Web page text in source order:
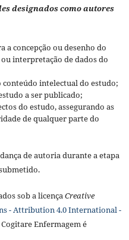
designados como autores
a concepção ou desenho do
interpretação de dados do
intelectual do estudo;
a ser publicado;
do estudo, assegurando as
de qualquer parte do
de autoria durante a etapa
sob a licençaCreative
- Attribution 4.0 International -
Enfermagem é